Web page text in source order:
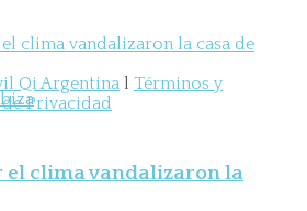
el clima vandalizaron la
Qi Argentina l Términos y
Privacidad